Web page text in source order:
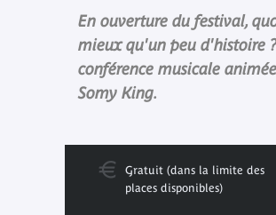
En ouverture du festival,
mieux qu'un peu d'histoire
conférence musicale
Somy King.
Gratuit (dans la limite des
places disponibles)